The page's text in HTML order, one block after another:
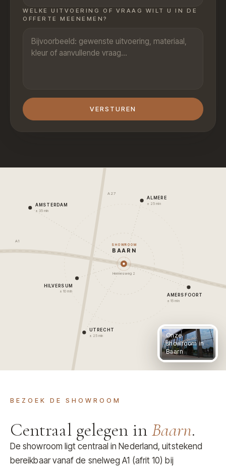
WELKE UITVOERING OF VRAAG WILT U IN DE
OFFERTE MEENEMEN?
VERSTUREN
A1
A27
AMSTERDAM
± 35 min
ALMERE
± 25 min
AMERSFOORT
± 15 min
HILVERSUM
± 10 min
UTRECHT
± 25 min
SHOWROOM
BAARN
Hermesweg 2
Onze
showroom in
Baarn
BEZOEK DE SHOWROOM
Centraal gelegen in Baarn.
De showroom ligt centraal in Nederland, uitstekend
bereikbaar vanaf de snelweg A1 (afrit 10) bij